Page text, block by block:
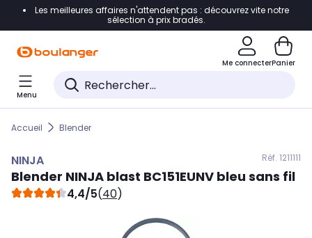
Accéder directement à la navigation
Accéder directement au pied de page
Accéder directement au chatbot
Les meilleures affaires n'attendent pas : découvrez vite notre
sélection à prix bradés.
Me connecterPanier
Menu
Accueil Blender
NINJA Réf. 1211111
Blender NINJA blast BC151EUNV bleu sans fil
4,4/5(40)